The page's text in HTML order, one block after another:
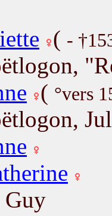
( -
( °vers
Guy